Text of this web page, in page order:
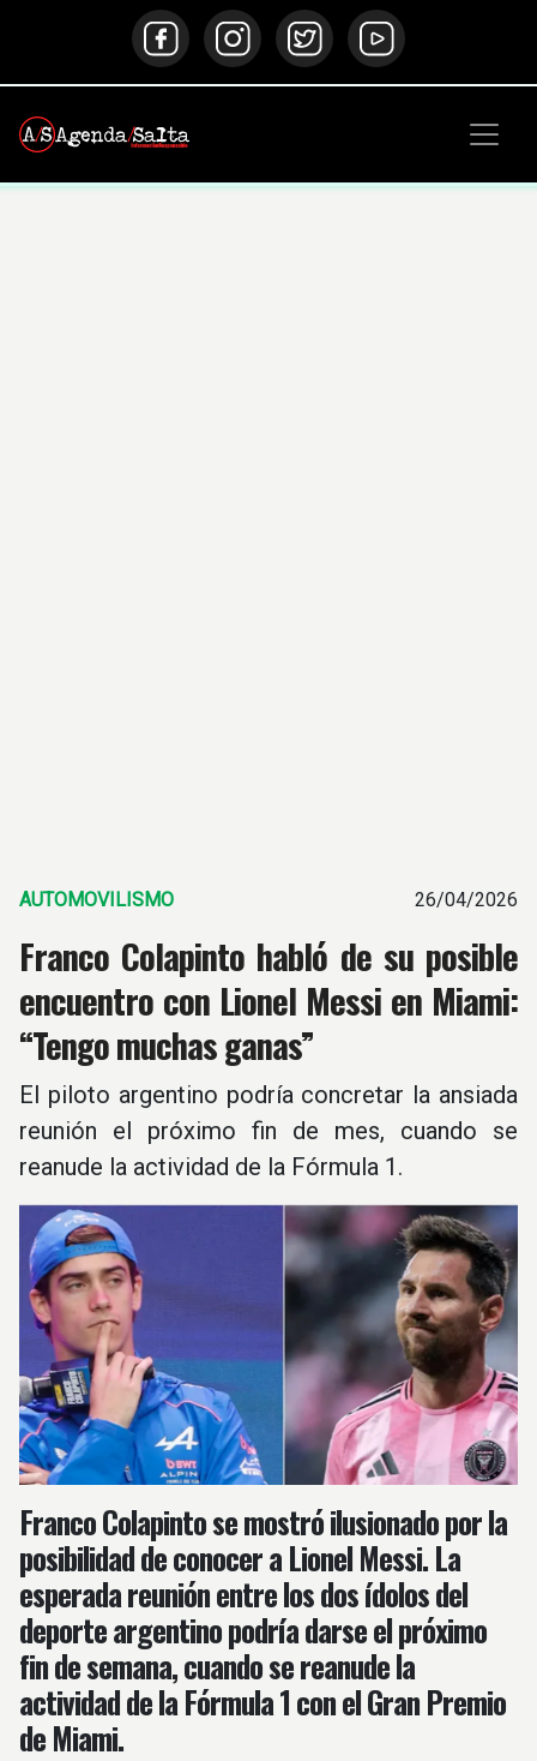
AUTOMOVILISMO 26/04/2026
Franco Colapinto habló de su posible
encuentro con Lionel Messi en Miami:
“Tengo muchas ganas”
El piloto argentino podría concretar la ansiada
reunión el próximo fin de mes, cuando se
reanude la actividad de la Fórmula 1.
Franco Colapinto se mostró ilusionado por la
posibilidad de conocer a Lionel Messi. La
esperada reunión entre los dos ídolos del
deporte argentino podría darse el próximo
fin de semana, cuando se reanude la
actividad de la Fórmula 1 con el Gran Premio
de Miami.